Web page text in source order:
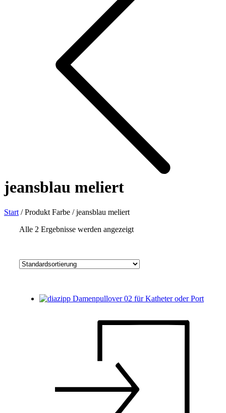
jeansblau meliert
Start /Produkt Farbe /jeansblau meliert
Alle 2 Ergebnisse werden angezeigt